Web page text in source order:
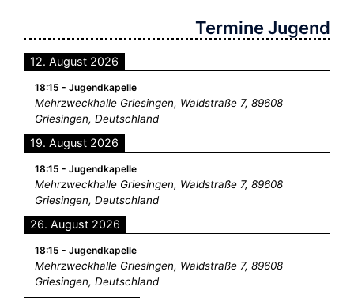
Termine Jugend
12. August 2026
18:15 - Jugendkapelle
Mehrzweckhalle Griesingen, Waldstraße 7, 89608
Griesingen, Deutschland
19. August 2026
18:15 - Jugendkapelle
Mehrzweckhalle Griesingen, Waldstraße 7, 89608
Griesingen, Deutschland
26. August 2026
18:15 - Jugendkapelle
Mehrzweckhalle Griesingen, Waldstraße 7, 89608
Griesingen, Deutschland